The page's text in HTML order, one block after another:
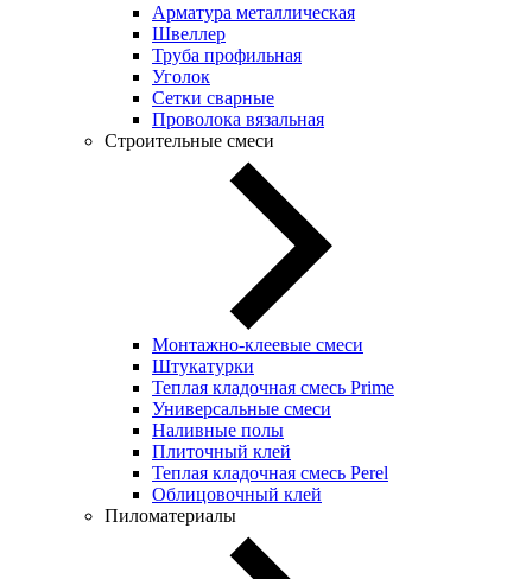
Арматура металлическая
Швеллер
Труба профильная
Уголок
Сетки сварные
Проволока вязальная
Строительные смеси
Монтажно-клеевые смеси
Штукатурки
Теплая кладочная смесь Prime
Универсальные смеси
Наливные полы
Плиточный клей
Теплая кладочная смесь Perel
Облицовочный клей
Пиломатериалы